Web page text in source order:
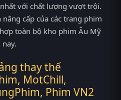
với chất lượng vượt trội.
cấp của các trang phim
toàn bộ kho phim Âu Mỹ
thay thế
MotChill,
Phim VN2